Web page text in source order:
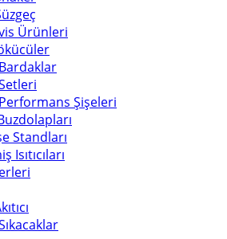
Ürünleri
Şişeleri
Standları
Isıtıcıları